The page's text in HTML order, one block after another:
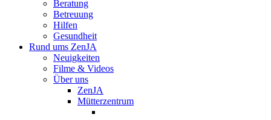
Beratung
Betreuung
Hilfen
Gesundheit
Rund ums ZenJA
Neuigkeiten
Filme & Videos
Über uns
ZenJA
Mütterzentrum